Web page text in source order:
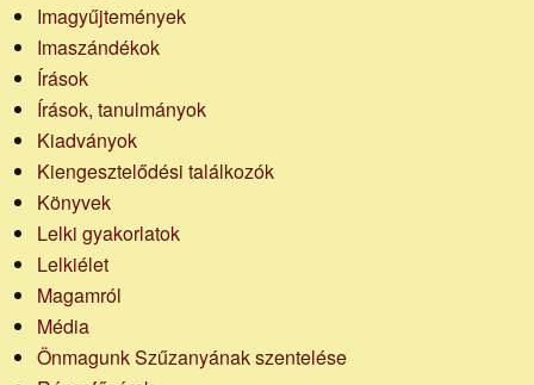
Imagyűjtemények
Imaszándékok
Írások
Írások, tanulmányok
Kiadványok
Kiengesztelődési találkozók
Könyvek
Lelki gyakorlatok
Lelkiélet
Magamról
Média
Önmagunk Szűzanyának szentelése